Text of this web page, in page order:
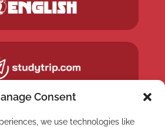
Consent
we use technologies like